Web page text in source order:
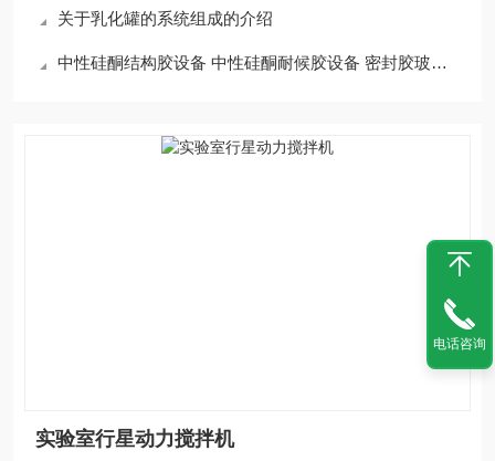
关于乳化罐的系统组成的介绍
中性硅酮结构胶设备 中性硅酮耐候胶设备 密封胶玻璃胶生产设备
实验室行星动力搅拌机
电话咨询